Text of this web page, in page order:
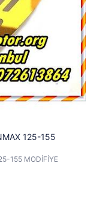
125-155
155 MODİFİYE